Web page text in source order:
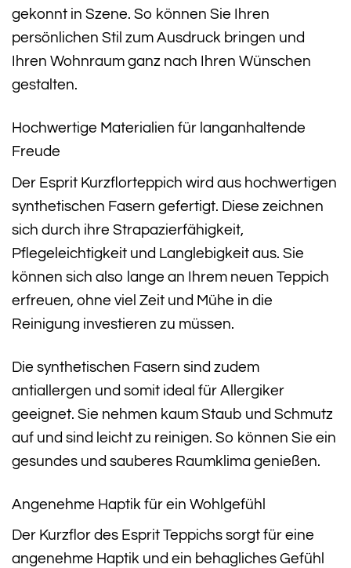
gekonnt in Szene. So können Sie Ihren
persönlichen Stil zum Ausdruck bringen und
Ihren Wohnraum ganz nach Ihren Wünschen
gestalten.
Hochwertige Materialien für langanhaltende
Freude
Der Esprit Kurzflorteppich wird aus hochwertigen
synthetischen Fasern gefertigt. Diese zeichnen
sich durch ihre Strapazierfähigkeit,
Pflegeleichtigkeit und Langlebigkeit aus. Sie
können sich also lange an Ihrem neuen Teppich
erfreuen, ohne viel Zeit und Mühe in die
Reinigung investieren zu müssen.
Die synthetischen Fasern sind zudem
antiallergen und somit ideal für Allergiker
geeignet. Sie nehmen kaum Staub und Schmutz
auf und sind leicht zu reinigen. So können Sie ein
gesundes und sauberes Raumklima genießen.
Angenehme Haptik für ein Wohlgefühl
Der Kurzflor des Esprit Teppichs sorgt für eine
angenehme Haptik und ein behagliches Gefühl